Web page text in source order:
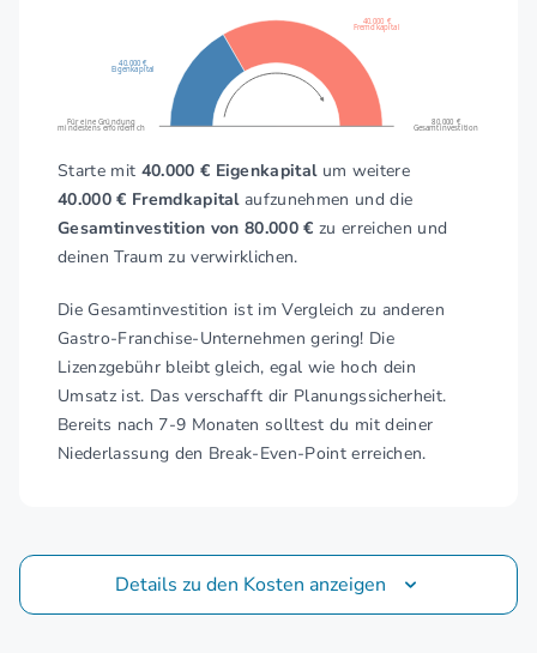
40.000 €
Fremdkapital
40.000 €
Eigenkapital
Für eine Gründung
mindestens erforderlich
80.000 €
Gesamtinvestition
Starte mit 40.000 € Eigenkapitalum weitere
40.000 € Fremdkapitalaufzunehmen und die
Gesamtinvestition von 80.000 € zu erreichen und
deinen Traum zu verwirklichen.
Die Gesamtinvestition ist im Vergleich zu anderen
Gastro-Franchise-Unternehmen gering! Die
Lizenzgebühr bleibt gleich, egal wie hoch dein
Umsatz ist. Das verschafft dir Planungssicherheit.
Bereits nach 7-9 Monaten solltest du mit deiner
Niederlassung den Break-Even-Point erreichen.
Details zu den Kosten anzeigen